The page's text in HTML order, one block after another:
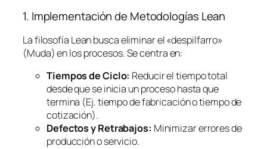
1. Implementación de Metodologías Lean
La filosofía Leanbusca eliminar el «despilfarro»
(Muda) en los procesos. Se centra en:
Tiempos de Ciclo: Reducir el tiempo total
desde que se inicia un proceso hasta que
termina (Ej. tiempo de fabricación o tiempo de
cotización).
Defectos y Retrabajos: Minimizar errores de
producción o servicio.